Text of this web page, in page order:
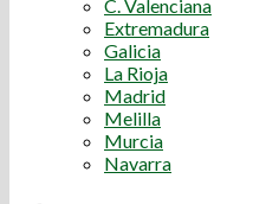
C. Valenciana
Extremadura
Galicia
La Rioja
Madrid
Melilla
Murcia
Navarra